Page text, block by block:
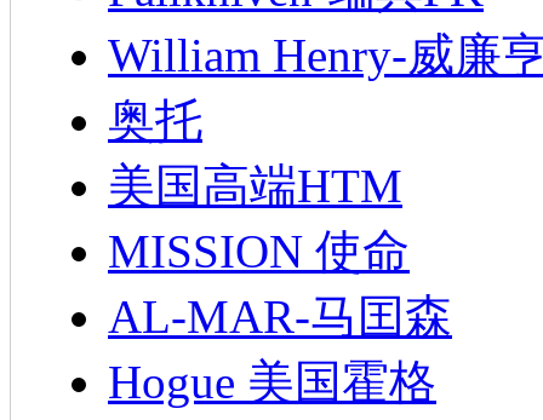
William Henry-威廉
奥托
美国高端HTM
MISSION 使命
AL-MAR-马囯森
Hogue 美国霍格